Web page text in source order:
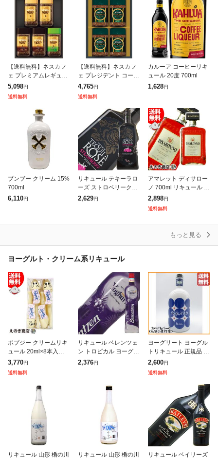
【送料無料】ネスカフ
ェ プレミアムレギュラ
ーソリュブルコーヒー
ギフト
5,098円
送料無料
【送料無料】ネスカフ
ェ プレジデント コーヒ
ーギフト
4,765円
送料無料
カルーア コーヒーリキ
ュール 20度 700ml
1,628円
ブンブー クリーム 15%
700ml
6,110円
リキュール テキーラロ
ーズ ストロベリークリ
ーム 15度 正規 700ml
2,629円
アマレット ディサロー
ノ 700ml リキュール 2
8度 並行輸入品 箱なし
送料無料
2,898円
送料無料
もっと見る
ヨーグルト・クリーム系リキュール
ポプジー クリームリキ
ュール 20ml×8本入り
(1パック) リキュール 1
5度 正規品 送料無料
3,770円
送料無料
リキュール ベレンツェ
ン トロピカル ヨーグル
ト 15度 正規 700ml
2,376円
ヨーグリート ヨーグル
トリキュール 正規品 サ
ントリー 16度 500ml
2,600円
送料無料
リキュール 山形 楯の川
リキュール 山形 楯の川
リキュール ベイリーズ